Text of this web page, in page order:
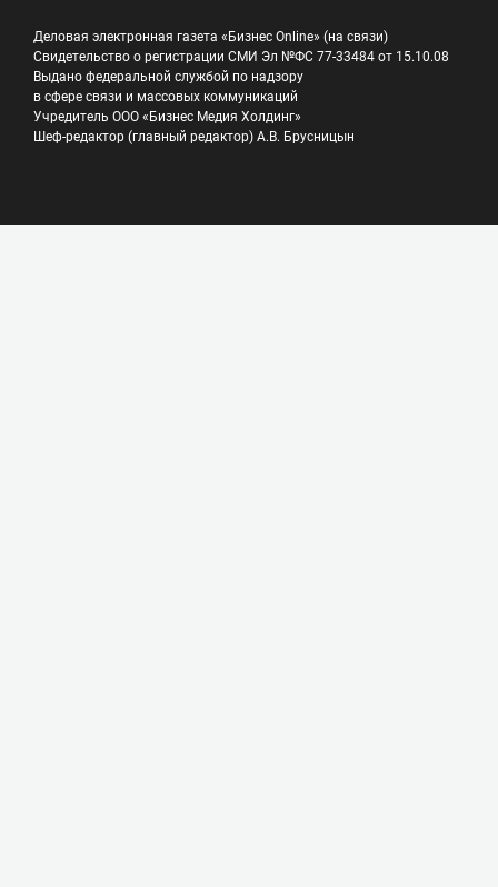
Деловая электронная газета «Бизнес Online» (на связи)
Свидетельство о регистрации СМИ Эл №ФС 77-33484 от 15.10.08
Выдано федеральной службой по надзору
в сфере связи и массовых коммуникаций
Учредитель ООО «Бизнес Медия Холдинг»
Шеф-редактор (главный редактор) А.В. Брусницын